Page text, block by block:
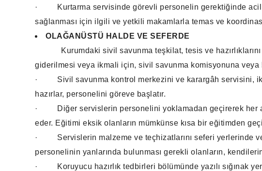
·
Kurtarma servisinde görevli personelin gerektiğinde
sağlanması için ilgili ve yetkili makamlarla temas ve
OLAĞANÜSTÜ HALDE VE SEFERDE
Kurumdaki sivil savunma teşkilat, tesis ve
giderilmesi veya ikmali için, sivil savunma komisyonuna
· Sivil savunma kontrol merkezini ve karargâh servisini,
hazırlar, personelini göreve başlatır.
·
Diğer servislerin personelini yoklamadan geçirerek her
eder. Eğitimi eksik olanların mümkünse kısa bir eğitimden
· Servislerin malzeme ve teçhizatlarını seferi yerlerinde
personelinin yanlarında bulunması gerekli olanların,
·
Koruyucu hazırlık tedbirleri bölümünde yazılı sığınak